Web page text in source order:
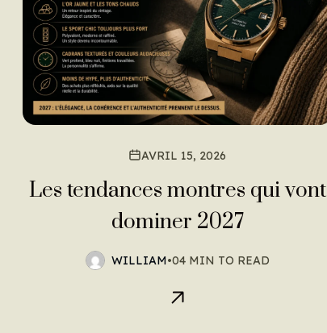
AVRIL 15, 2026
Les tendances montres qui vont
dominer 2027
WILLIAM•04 MIN TO READ